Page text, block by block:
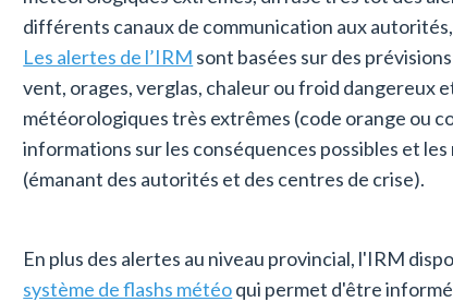
différents canaux de communication aux
Les alertes de l’IRM sont basées sur des
vent, orages, verglas, chaleur ou froid dangereux
météorologiques très extrêmes (code orange ou
informations sur les conséquences possibles et
(émanant des autorités et des centres de crise).
En plus des alertes au niveau provincial, l'IRM
système de flashs météoqui permet d'être